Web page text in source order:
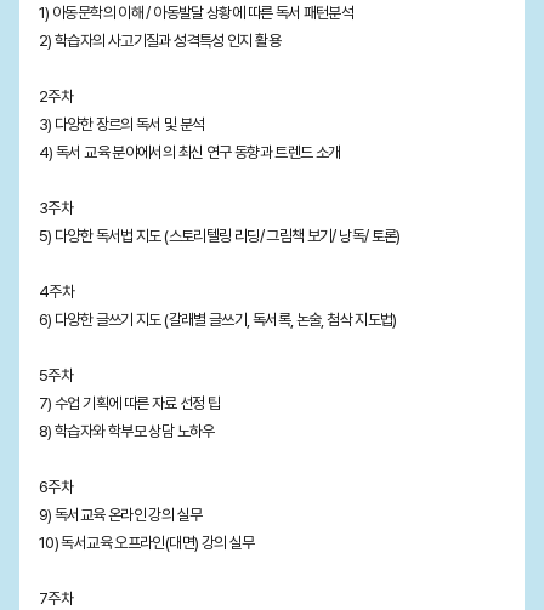
1) 아동문학의 이해 / 아동발달 상황에 따른 독서 패턴분석
2) 학습자의 사고기질과 성격특성 인지 활용
2주차
3) 다양한 장르의 독서 및 분석
4) 독서 교육 분야에서의 최신 연구 동향과 트렌드 소개
3주차
5) 다양한 독서법 지도 (스토리텔링 리딩/ 그림책 보기/ 낭독/ 토론)
4주차
6) 다양한 글쓰기 지도 (갈래별 글쓰기, 독서록, 논술, 첨삭 지도법)
5주차
7) 수업 기획에 따른 자료 선정 팁
8) 학습자와 학부모 상담 노하우
6주차
9) 독서교육 온라인 강의 실무
10) 독서교육 오프라인(대면) 강의 실무
7주차